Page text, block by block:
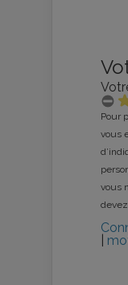
Pour
vous
vous